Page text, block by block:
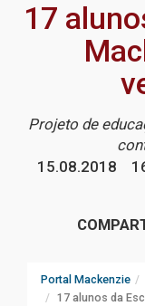
17
Projeto de
15.08.2018
Portal Mackenzie
17 alunos da